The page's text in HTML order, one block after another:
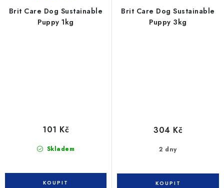
Brit Care Dog Sustainable
Puppy 1kg
Skladem
101 Kč
Brit Care Dog Sustainable
Puppy 3kg
2 dny
304 Kč